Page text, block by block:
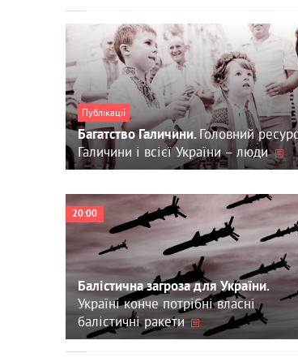
Публікації
Багатство Галичини.Головний
Галичини і всієї України – люди
20:00
Балістична загроза для України.
Україні конче потрібні власні
балістичні ракети